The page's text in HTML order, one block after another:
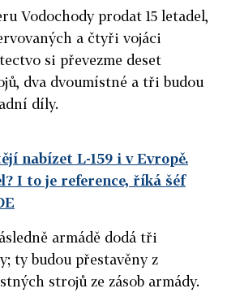
Vodochody prodat 15 letadel,
a čtyři vojáci
si převezme deset
dva dvoumístné a tři budou
díly.
nabízet L-159 i v Evropě.
I to je reference, říká šéf
armádě dodá tři
ty budou přestavěny z
strojů ze zásob armády.